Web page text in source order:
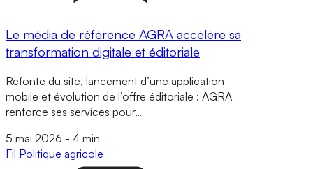
Le média de référence AGRA accélère sa
transformation digitale et éditoriale
Refonte du site, lancement d’une application
mobile et évolution de l’offre éditoriale : AGRA
renforce ses services pour…
5 mai 2026 - 4 min
Fil Politique agricole